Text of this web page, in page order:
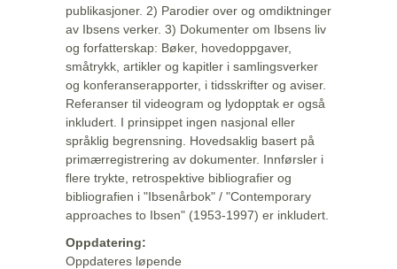
publikasjoner. 2) Parodier over og omdiktninger
av Ibsens verker. 3) Dokumenter om Ibsens liv
og forfatterskap: Bøker, hovedoppgaver,
småtrykk, artikler og kapitler i samlingsverker
og konferanserapporter, i tidsskrifter og aviser.
Referanser til videogram og lydopptak er også
inkludert. I prinsippet ingen nasjonal eller
språklig begrensning. Hovedsaklig basert på
primærregistrering av dokumenter. Innførsler i
flere trykte, retrospektive bibliografier og
bibliografien i "Ibsenårbok" / "Contemporary
approaches to Ibsen" (1953-1997) er inkludert.
Oppdatering:
Oppdateres løpende